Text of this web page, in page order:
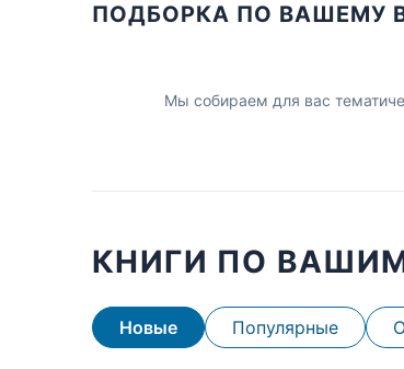
ПОДБОРКА ПО ВАШЕМУ
Мы собираем для вас
КНИГИ ПО
Новые Популярные